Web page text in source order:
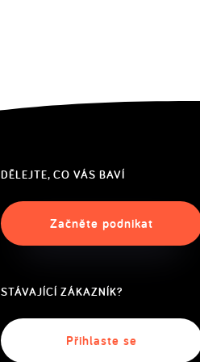
DĚLEJTE, CO VÁS BAVÍ
Začněte podnikat
STÁVAJÍCÍ ZÁKAZNÍK?
Přihlaste se